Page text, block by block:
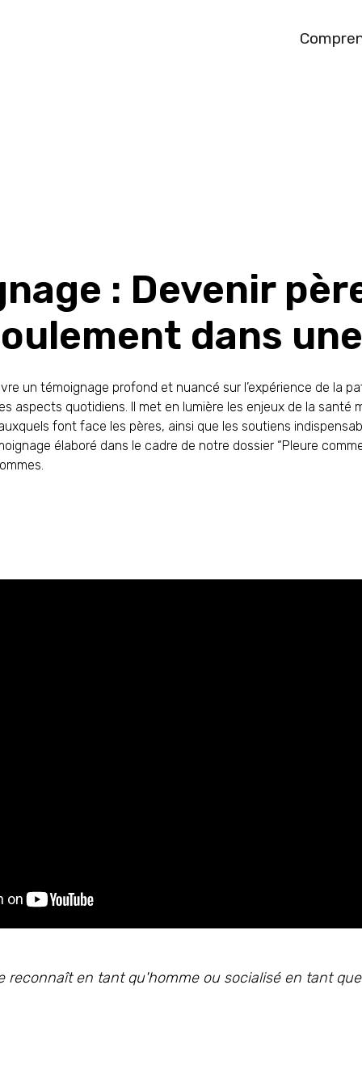
: Devenir
dans
un témoignage profond et nuancé sur l’expérience de la
aspects quotidiens. Il met en lumière les enjeux de la santé
font face les pères, ainsi que les soutiens
élaboré dans le cadre de notre dossier “Pleure
reconnaît en tant qu'homme ou socialisé en tant